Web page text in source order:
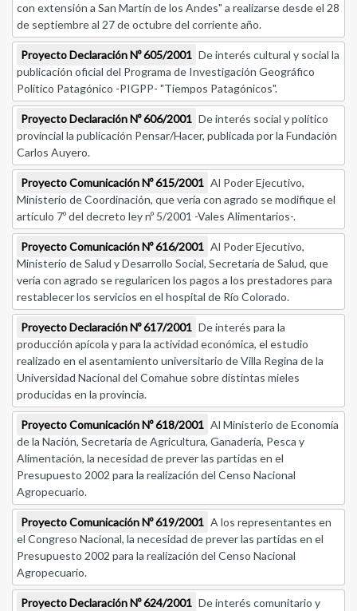
con extensión a San Martín de los Andes" a realizarse desde el 28
de septiembre al 27 de octubre del corriente año.
Proyecto Declaración Nº 605/2001 De interés cultural y social la
publicación oficial del Programa de Investigación Geográfico
Político Patagónico -PIGPP- "Tiempos Patagónicos".
Proyecto Declaración Nº 606/2001 De interés social y político
provincial la publicación Pensar/Hacer, publicada por la Fundación
Carlos Auyero.
Proyecto Comunicación Nº 615/2001 Al Poder Ejecutivo,
Ministerio de Coordinación, que vería con agrado se modifique el
artículo 7º del decreto ley nº 5/2001 -Vales Alimentarios-.
Proyecto Comunicación Nº 616/2001 Al Poder Ejecutivo,
Ministerio de Salud y Desarrollo Social, Secretaría de Salud, que
vería con agrado se regularicen los pagos a los prestadores para
restablecer los servicios en el hospital de Río Colorado.
Proyecto Declaración Nº 617/2001 De interés para la
producción apícola y para la actividad económica, el estudio
realizado en el asentamiento universitario de Villa Regina de la
Universidad Nacional del Comahue sobre distintas mieles
producidas en la provincia.
Proyecto Comunicación Nº 618/2001 Al Ministerio de Economía
de la Nación, Secretaría de Agricultura, Ganadería, Pesca y
Alimentación, la necesidad de prever las partidas en el
Presupuesto 2002 para la realización del Censo Nacional
Agropecuario.
Proyecto Comunicación Nº 619/2001 A los representantes en
el Congreso Nacional, la necesidad de prever las partidas en el
Presupuesto 2002 para la realización del Censo Nacional
Agropecuario.
Proyecto Declaración Nº 624/2001 De interés comunitario y